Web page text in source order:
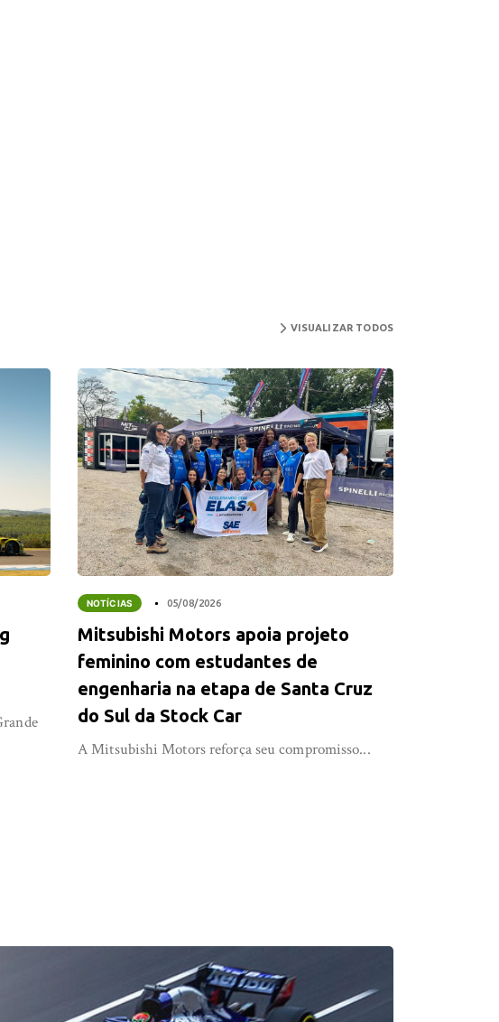
VISUALIZAR TODOS
NOTÍCIAS 05/08/2026
Mitsubishi Motors apoia projeto
feminino com estudantes de
engenharia na etapa de Santa Cruz
do Sul da Stock Car
A Mitsubishi Motors reforça seu compromisso...